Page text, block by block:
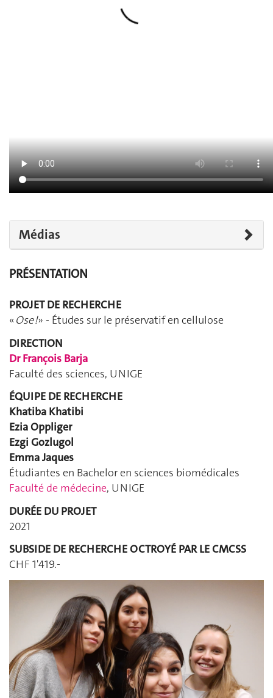
Médias
PRÉSENTATION
PROJET DE RECHERCHE
«Ose !» - Études sur le préservatif en cellulose
DIRECTION
Dr François Barja
Faculté des sciences, UNIGE
ÉQUIPE DE RECHERCHE
Khatiba Khatibi
Ezia Oppliger
Ezgi Gozlugol
Emma Jaques
Étudiantes en Bachelor en sciences biomédicales
Faculté de médecine, UNIGE
DURÉE DU PROJET
2021
SUBSIDE DE RECHERCHE OCTROYÉ PAR LE CMCSS
CHF 1'419.-